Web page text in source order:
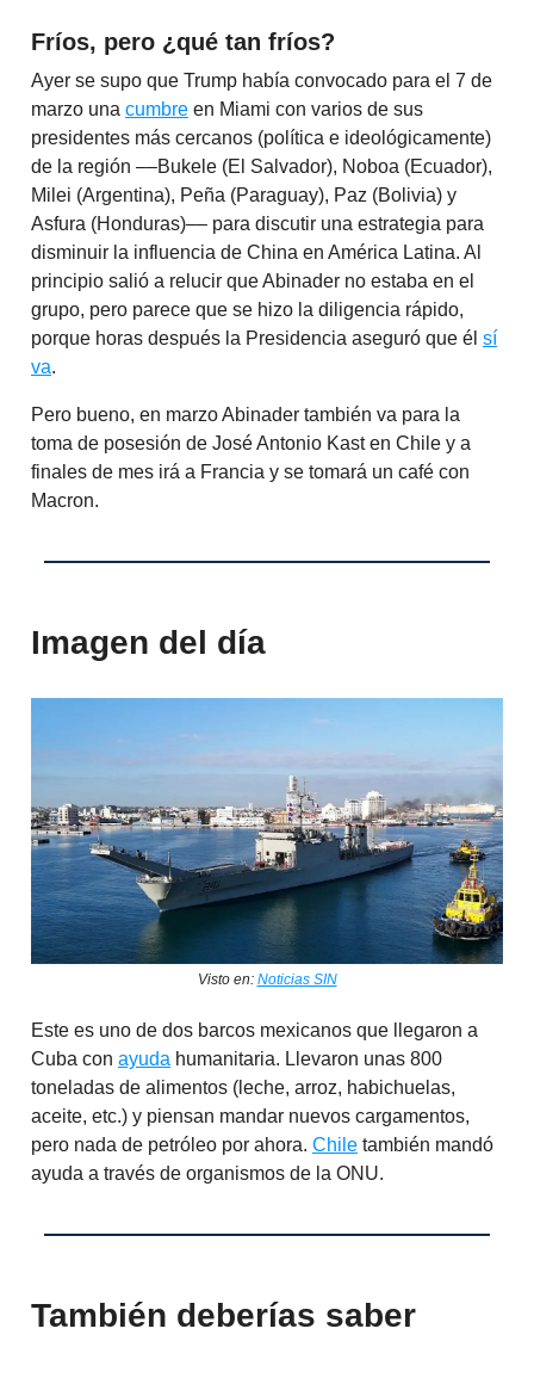
Fríos, pero ¿qué tan fríos?
Ayer se supo que Trump había convocado para el 7 de
marzo una cumbre en Miami con varios de sus
presidentes más cercanos (política e ideológicamente)
de la región ––Bukele (El Salvador), Noboa (Ecuador),
Milei (Argentina), Peña (Paraguay), Paz (Bolivia) y
Asfura (Honduras)–– para discutir una estrategia para
disminuir la influencia de China en América Latina. Al
principio salió a relucir que Abinader no estaba en el
grupo, pero parece que se hizo la diligencia rápido,
porque horas después la Presidencia aseguró que él sí
va.
Pero bueno, en marzo Abinader también va para la
toma de posesión de José Antonio Kast en Chile y a
finales de mes irá a Francia y se tomará un café con
Macron.
Imagen del día
Visto en: Noticias SIN
Este es uno de dos barcos mexicanos que llegaron a
Cuba con ayuda humanitaria. Llevaron unas 800
toneladas de alimentos (leche, arroz, habichuelas,
aceite, etc.) y piensan mandar nuevos cargamentos,
pero nada de petróleo por ahora. Chile también mandó
ayuda a través de organismos de la ONU.
También deberías saber